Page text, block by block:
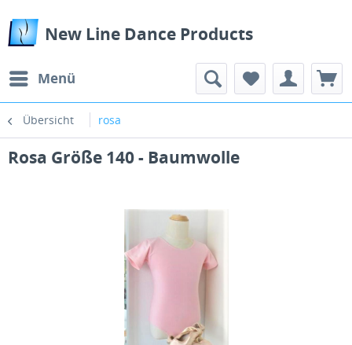
New Line Dance Products
Menü
Übersicht rosa
Rosa Größe 140 - Baumwolle